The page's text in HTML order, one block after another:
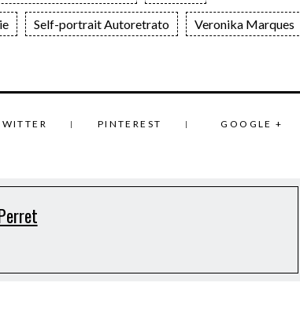
Self-portrait Autoretrato Veronika Marques
PINTEREST GOOGLE +